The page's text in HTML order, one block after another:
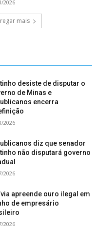
2026
mais
desiste de disputar o
de Minas e
encerra
2026
diz que senador
não disputará governo
2026
apreende ouro ilegal em
de empresário
2026